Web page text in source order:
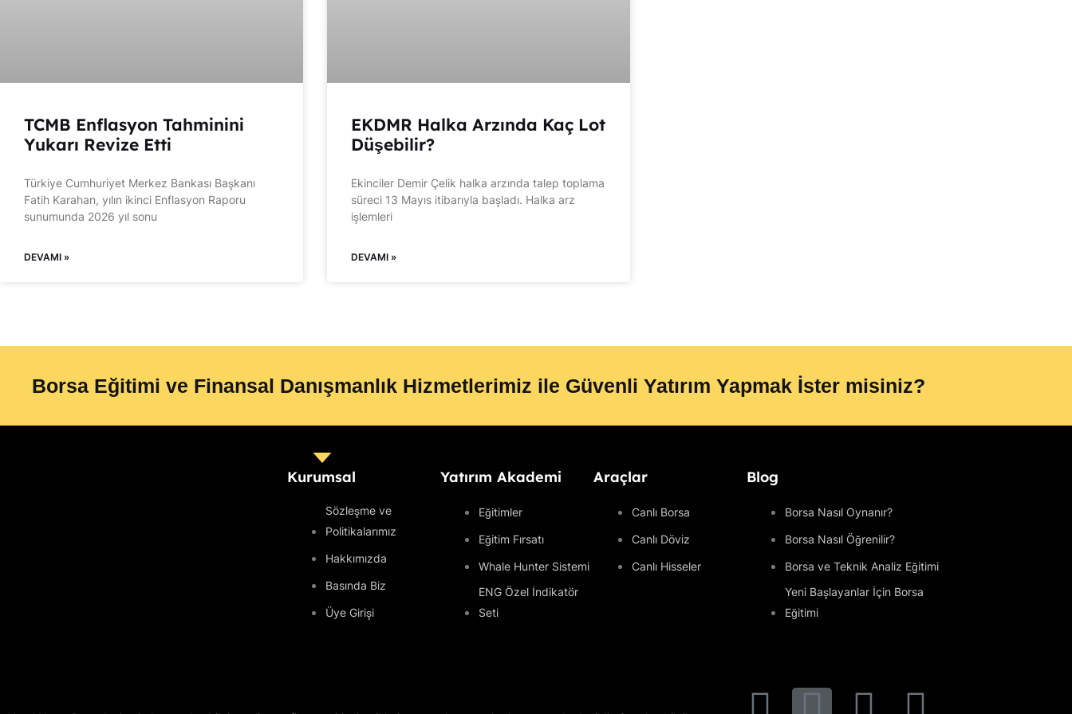
TCMB Enflasyon Tahminini
Yukarı Revize Etti
Türkiye Cumhuriyet Merkez Bankası Başkanı
Fatih Karahan, yılın ikinci Enflasyon Raporu
sunumunda 2026 yıl sonu
DEVAMI »
EKDMR Halka Arzında Kaç Lot
Düşebilir?
Ekinciler Demir Çelik halka arzında talep toplama
süreci 13 Mayıs itibarıyla başladı. Halka arz
işlemleri
DEVAMI »
Borsa Eğitimi ve Finansal Danışmanlık Hizmetlerimiz ile Güvenli Yatırım Yapmak İster misiniz?
Kurumsal
Sözleşme ve
Politikalarımız
Hakkımızda
Basında Biz
Üye Girişi
Yatırım Akademi
Eğitimler
Eğitim Fırsatı
Whale Hunter Sistemi
ENG Özel İndikatör
Seti
Araçlar
Canlı Borsa
Canlı Döviz
Canlı Hisseler
Blog
Borsa Nasıl Oynanır?
Borsa Nasıl Öğrenilir?
Borsa ve Teknik Analiz Eğitimi
Yeni Başlayanlar İçin Borsa
Eğitimi